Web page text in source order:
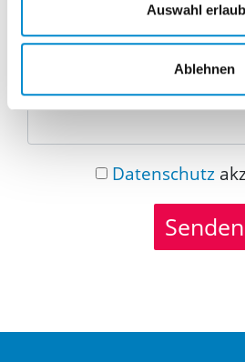
Auswahl
Ablehnen
Datenschutz
Senden